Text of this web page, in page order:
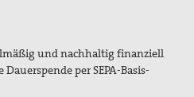
und nachhaltig finanziell
per SEPA-Basis-